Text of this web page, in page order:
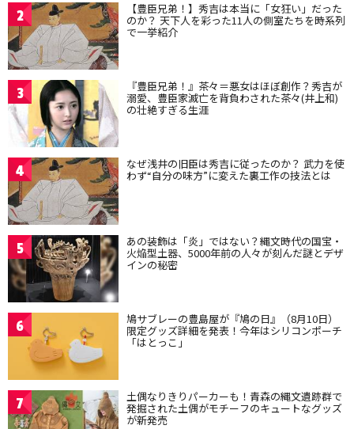
2 【豊臣兄弟！】秀吉は本当に「女狂い」だった
のか？ 天下人を彩った11人の側室たちを時系列
で一挙紹介
3 『豊臣兄弟！』茶々＝悪女はほぼ創作？秀吉が
溺愛、豊臣家滅亡を背負わされた茶々(井上和)
の壮絶すぎる生涯
4 なぜ浅井の旧臣は秀吉に従ったのか？ 武力を使
わず“自分の味方”に変えた裏工作の技法とは
5 あの装飾は「炎」ではない？縄文時代の国宝・
火焔型土器、5000年前の人々が刻んだ謎とデザ
インの秘密
6 鳩サブレーの豊島屋が『鳩の日』（8月10日）
限定グッズ詳細を発表！今年はシリコンポーチ
「はとっこ」
7 土偶なりきりパーカーも！青森の縄文遺跡群で
発掘された土偶がモチーフのキュートなグッズ
が新発売